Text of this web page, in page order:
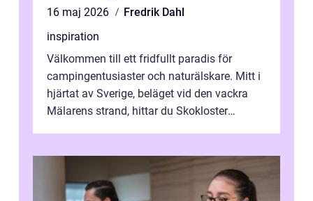
16 maj 2026
Fredrik Dahl
inspiration
Välkommen till ett fridfullt paradis för
campingentusiaster och naturälskare. Mitt i
hjärtat av Sverige, beläget vid den vackra
Mälarens strand, hittar du Skokloster